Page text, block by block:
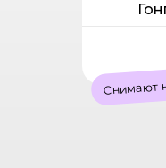
Снимают